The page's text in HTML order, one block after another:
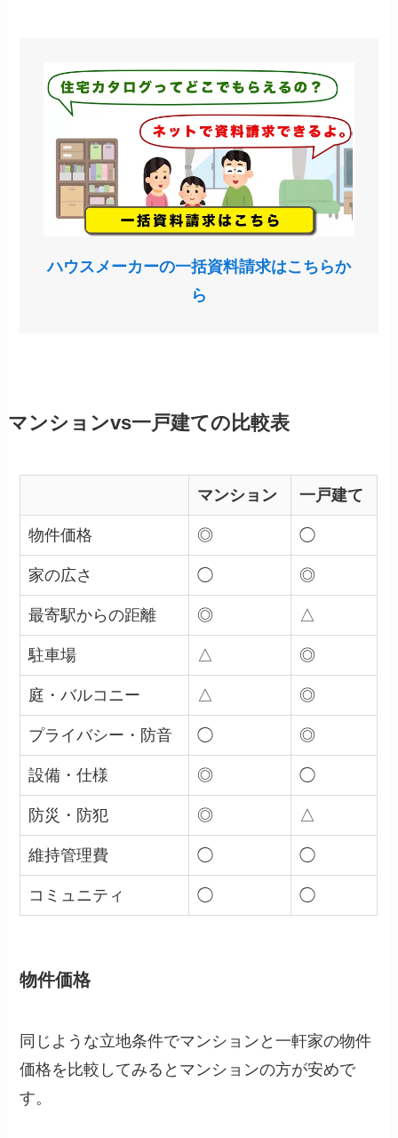
ハウスメーカーの一括資料請求はこちらか
ら
マンションvs一戸建ての比較表
マンション 一戸建て
物件価格 ◎ ◯
家の広さ ◯ ◎
最寄駅からの距離 ◎ △
駐車場 △ ◎
庭・バルコニー △ ◎
プライバシー・防音 ◯ ◎
設備・仕様 ◎ ◯
防災・防犯 ◎ △
維持管理費 ◯ ◯
コミュニティ ◯ ◯
物件価格
同じような立地条件でマンションと一軒家の物件
価格を比較してみるとマンションの方が安めで
す。